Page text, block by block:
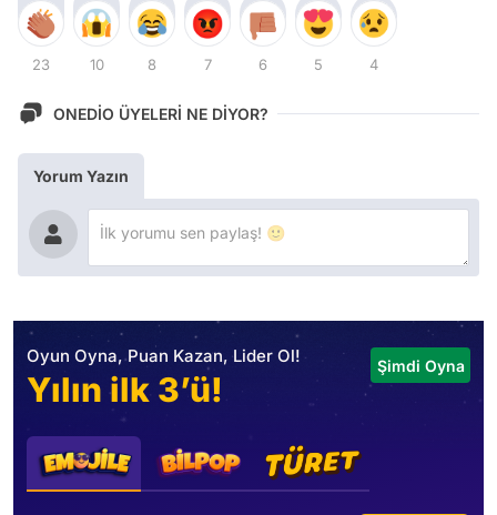
23 10 8 7 6 5 4
ONEDİO ÜYELERİ NE DİYOR?
Yorum Yazın
Oyun Oyna, Puan Kazan, Lider Ol!
Yılın ilk 3’ü!
Şimdi Oyna